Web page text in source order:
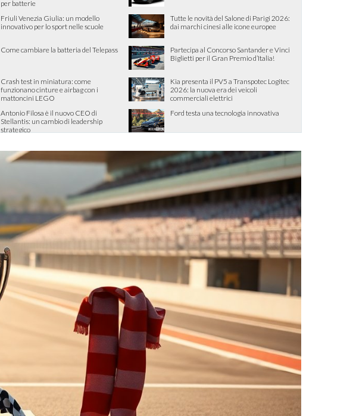
per batterie
Friuli Venezia Giulia: un modello
innovativo per lo sport nelle scuole
Tutte le novità del Salone di Parigi 2026:
dai marchi cinesi alle icone europee
Come cambiare la batteria del Telepass
Partecipa al Concorso Santander e Vinci
Biglietti per il Gran Premio d’Italia!
Crash test in miniatura: come
funzionano cinture e airbag con i
mattoncini LEGO
Kia presenta il PV5 a Transpotec Logitec
2026: la nuova era dei veicoli
commerciali elettrici
Antonio Filosa è il nuovo CEO di
Stellantis: un cambio di leadership
strategico
Ford testa una tecnologia innovativa